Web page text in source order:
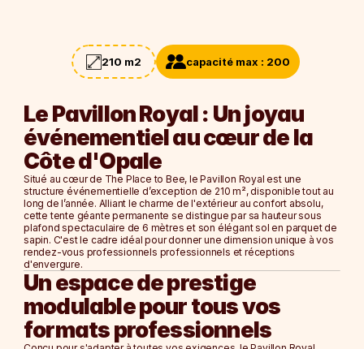
About
Soirée d'entreprise
Afterwork
Journée d'étude
Team Building
NOS ESPACES
La Ruche
L'Alcove
Le Nid
La Cellule Royale
Le Nectar Bar
capacité max : 200
210 m2
Le Pavillon Royal : Un joyau
événementiel au cœur de la
Côte d'Opale
Situé au cœur de The Place to Bee, le Pavillon Royal est une
structure événementielle d’exception de 210 m², disponible tout au
long de l’année. Alliant le charme de l'extérieur au confort absolu,
cette tente géante permanente se distingue par sa hauteur sous
plafond spectaculaire de 6 mètres et son élégant sol en parquet de
sapin. C'est le cadre idéal pour donner une dimension unique à vos
rendez-vous professionnels professionnels et réceptions
d'envergure.
Un espace de prestige
modulable pour tous vos
formats professionnels